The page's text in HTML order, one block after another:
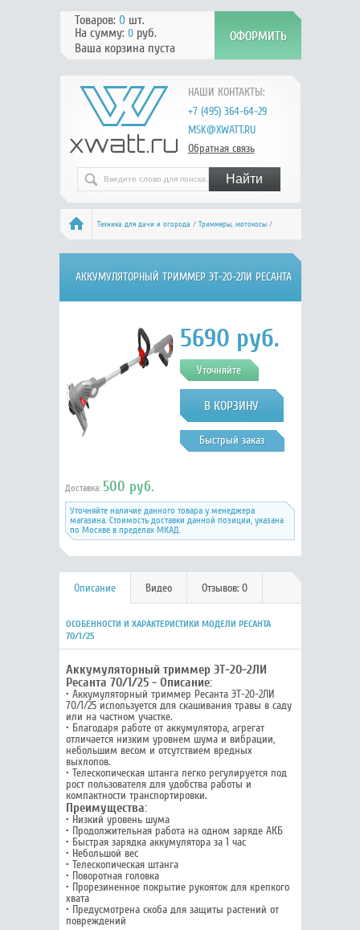
НАШИ КОНТАКТЫ:
+7 (495) 364-64-29
MSK@XWATT.RU
Обратная связь
Товаров: 0шт.
На сумму: 0руб.
Ваша корзина пуста
Техника для дачи и огорода / Триммеры, мотокосы/
Аккумуляторные триммеры/ Ресанта 70/1/25
АККУМУЛЯТОРНЫЙ ТРИММЕР ЭТ-20-2ЛИ РЕСАНТА
5690 руб.
Уточняйте
Быстрый заказ
Доставка: 500 руб.
Уточняйте наличие данного товара у менеджера
магазина. Стоимость доставки данной позиции, указана
по Москве в пределах МКАД.
Описание Видео Отзывов: 0
ОСОБЕННОСТИ И ХАРАКТЕРИСТИКИ МОДЕЛИ РЕСАНТА
70/1/25
Аккумуляторный триммер ЭТ-20-2ЛИ
Ресанта 70/1/25 - Описание:
• Аккумуляторный триммер Ресанта ЭТ-20-2ЛИ
70/1/25 используется для скашивания травы в саду
или на частном участке.
• Благодаря работе от аккумулятора, агрегат
отличается низким уровнем шума и вибрации,
небольшим весом и отсутствием вредных
выхлопов.
• Телескопическая штанга легко регулируется под
рост пользователя для удобства работы и
компактности транспортировки.
Преимущества:
• Низкий уровень шума
• Продолжительная работа на одном заряде АКБ
• Быстрая зарядка аккумулятора за 1 час
• Небольшой вес
• Телескопическая штанга
• Поворотная головка
• Прорезиненное покрытие рукояток для крепкого
хвата
• Предусмотрена скоба для защиты растений от
повреждений